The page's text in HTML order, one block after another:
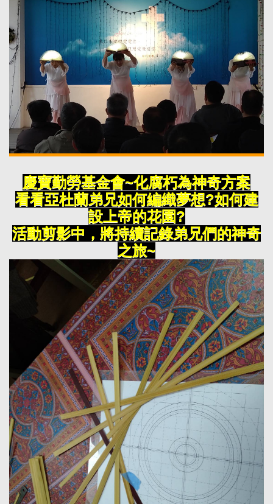
慶寶勤勞基金會~化腐朽為神奇方案
看看亞杜蘭弟兄如何編織夢想?如何建
設上帝的花園?
活動剪影中，將持續記錄弟兄們的神奇
之旅~